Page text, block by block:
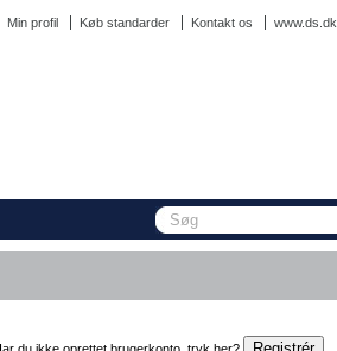
Min profil Køb standarder Kontakt os www.ds.dk